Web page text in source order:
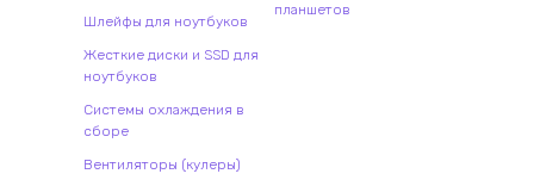
Шлейфы для ноутбуков
Жесткие диски и SSD для
ноутбуков
Системы охлаждения в
сборе
Вентиляторы (кулеры)
планшетов